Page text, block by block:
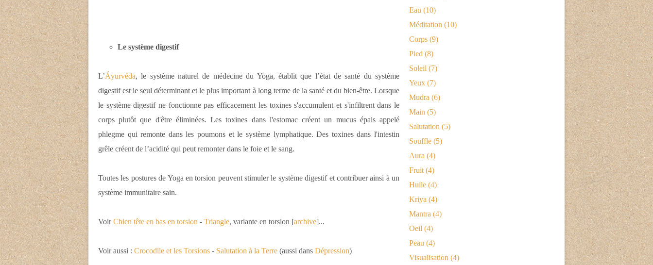
Le système digestif
L’Áyurvéda, le système naturel de médecine du Yoga, établit que l’état de santé du système
digestif est le seul déterminant et le plus important à long terme de la santé et du bien-être. Lorsque
le système digestif ne fonctionne pas efficacement les toxines s'accumulent et s'infiltrent dans le
corps plutôt que d'être éliminées. Les toxines dans l'estomac créent un mucus épais appelé
phlegme qui remonte dans les poumons et le système lymphatique. Des toxines dans l'intestin
grêle créent de l’acidité qui peut remonter dans le foie et le sang.
Toutes les postures de Yoga en torsion peuvent stimuler le système digestif et contribuer ainsi à un
système immunitaire sain.
VoirChien tête en bas en torsion - Triangle, variante en torsion [archive]...
Voir aussi : Crocodile et les Torsions - Salutation à la Terre (aussi dans Dépression)
Eau (10)
Méditation (10)
Corps (9)
Pied (8)
Soleil (7)
Yeux (7)
Mudra (6)
Main (5)
Salutation (5)
Souffle (5)
Aura (4)
Fruit (4)
Huile (4)
Kriya (4)
Mantra (4)
Oeil (4)
Peau (4)
Visualisation (4)